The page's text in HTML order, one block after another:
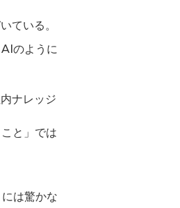
ている。
のように
ナレッジ
と」では
は驚かな